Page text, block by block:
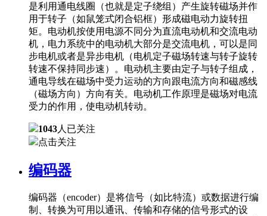
是利用通电线圈（也就是定子绕组）产生旋转磁场并作
用于转子（如鼠笼式闭合铝框）形成磁电动力旋转扭
矩。电动机按使用电源不同分为直流电动机和交流电动
机，电力系统中的电动机大部分是交流电机，可以是同
步电机或者是异步电机（电机定子磁场转速与转子旋转
转速不保持同步速）。电动机主要由定子与转子组成，
通电导线在磁场中受力运动的方向跟电流方向和磁感线
（磁场方向）方向有关。电动机工作原理是磁场对电流
受力的作用，使电动机转动。
1043人已关注
点击关注
编码器
编码器（encoder）是将信号（如比特流）或数据进行编
制、转换为可用以通讯、传输和存储的信号形式的设